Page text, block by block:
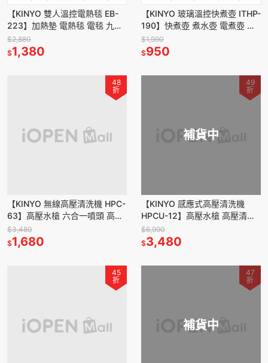
【KINYO 雙人溫控電熱毯 EB-
223】加熱墊 電熱毯 電毯 九段
定時 六檔溫控 自動斷電 交換禮
物
$2,880
$1,380
【KINYO 玻璃溫控快煮壺 ITHP-
190】快煮壺 煮水壺 電煮壺 電
熱壺 玻璃快煮壺 5段溫控 觸控
式螢幕
$1,990
$950
48
折
【KINYO 無線高壓清洗機 HPC-
63】高壓水槍 六合一噴頭 高壓
洗車機 5米加長軟管 附收納包
無線清洗機
$3,480
$1,680
補貨中
49
折
【KINYO 感應式高壓清洗機
HPCU-12】高壓水槍 高壓清洗
機 高壓洗車機 洗車水槍 高壓噴
射 洗車機
$6,990
$3,480
45
折
補貨中
47
折